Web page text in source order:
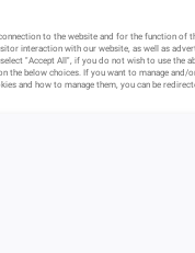
to the website and for the function of
interaction with our website, as well as
"Accept All", if you do not wish to use the
the below choices. If you want to manage and/
and how to manage them, you can be